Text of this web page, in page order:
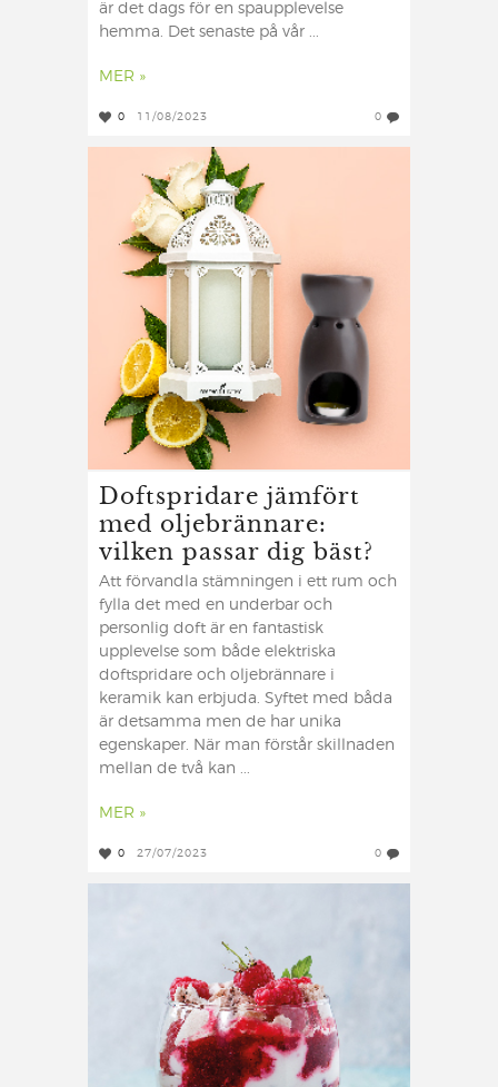
är det dags för en spaupplevelse
hemma. Det senaste på vår ...
MER »
0 11/08/2023 0
Doftspridare jämfört
med oljebrännare:
vilken passar dig bäst?
Att förvandla stämningen i ett rum och
fylla det med en underbar och
personlig doft är en fantastisk
upplevelse som både elektriska
doftspridare och oljebrännare i
keramik kan erbjuda. Syftet med båda
är detsamma men de har unika
egenskaper. När man förstår skillnaden
mellan de två kan ...
MER »
0 27/07/2023 0